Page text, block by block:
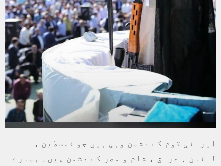
ایرانی قوم کے دشمن وہی ہیں جو فلسطین ،
لبنان ، عراق ، شام و مصر کے دشمن ہيں۔ ہمارے